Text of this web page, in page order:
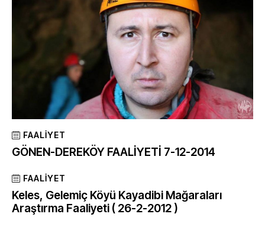
FAALIYET
GÖNEN-DEREKÖY FAALİYETİ 7-12-2014
FAALIYET
Keles, Gelemiç Köyü Kayadibi Mağaraları
Araştırma Faaliyeti ( 26-2-2012 )